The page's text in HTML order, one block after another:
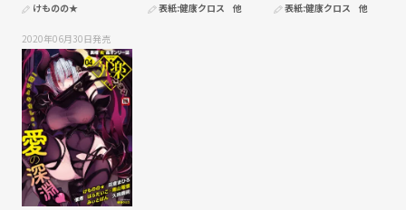
けものの★ 表紙:健康クロス 他 表紙:健康クロス 他
2020年06月30日発売